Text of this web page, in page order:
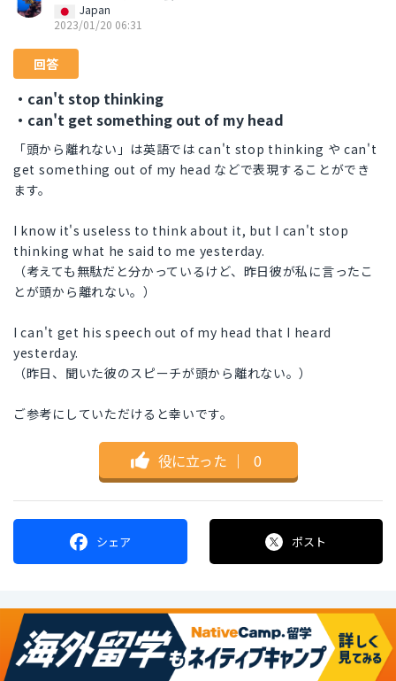
Japan
2023/01/20 06:31
回答
・can't stop thinking
・can't get something out of my head
「頭から離れない」は英語では can't stop thinking や can't
get something out of my head などで表現することができ
ます。
I know it's useless to think about it, but I can't stop
thinking what he said to me yesterday.
（考えても無駄だと分かっているけど、昨日彼が私に言ったこ
とが頭から離れない。）
I can't get his speech out of my head that I heard
yesterday.
（昨日、聞いた彼のスピーチが頭から離れない。）
ご参考にしていただけると幸いです。
役に立った ｜ 0
シェア ポスト